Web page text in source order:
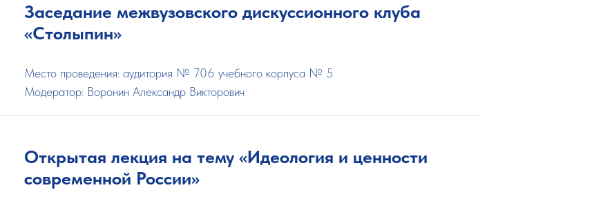
Заседание межвузовского дискуссионного клуба
«Столыпин»
Место проведения: аудитория № 706 учебного корпуса № 5
Модератор: Воронин Александр Викторович
Открытая лекция на тему «Идеология и ценности
современной России»